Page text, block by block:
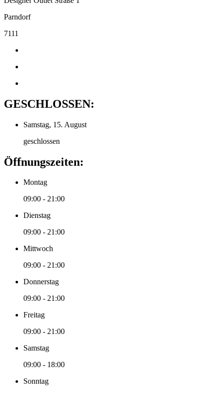
Parndorf
7111
GESCHLOSSEN:
Samstag, 15. August
geschlossen
Öffnungszeiten:
Montag
09:00 - 21:00
Dienstag
09:00 - 21:00
Mittwoch
09:00 - 21:00
Donnerstag
09:00 - 21:00
Freitag
09:00 - 21:00
Samstag
09:00 - 18:00
Sonntag